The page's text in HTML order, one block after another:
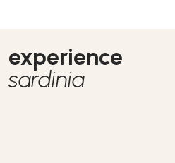
experience
sardinia